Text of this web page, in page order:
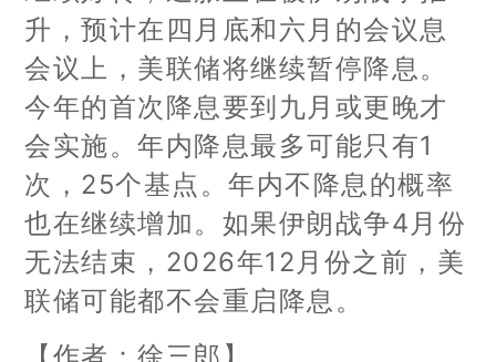
升，预计在四月底和六月的会议息
会议上，美联储将继续暂停降息。
今年的首次降息要到九月或更晚才
会实施。年内降息最多可能只有1
次，25个基点。年内不降息的概率
也在继续增加。如果伊朗战争4月份
无法结束，2026年12月份之前，美
联储可能都不会重启降息。